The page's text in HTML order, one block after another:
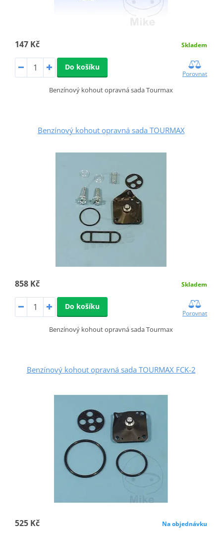
147 Kč Skladem
Do košíku
Porovnat
Benzínový kohout opravná sada Tourmax
Benzínový kohout opravná sada TOURMAX
858 Kč Skladem
Do košíku
Porovnat
Benzínový kohout opravná sada Tourmax
Benzínový kohout opravná sada TOURMAX FCK-2
525 Kč Na objednávku